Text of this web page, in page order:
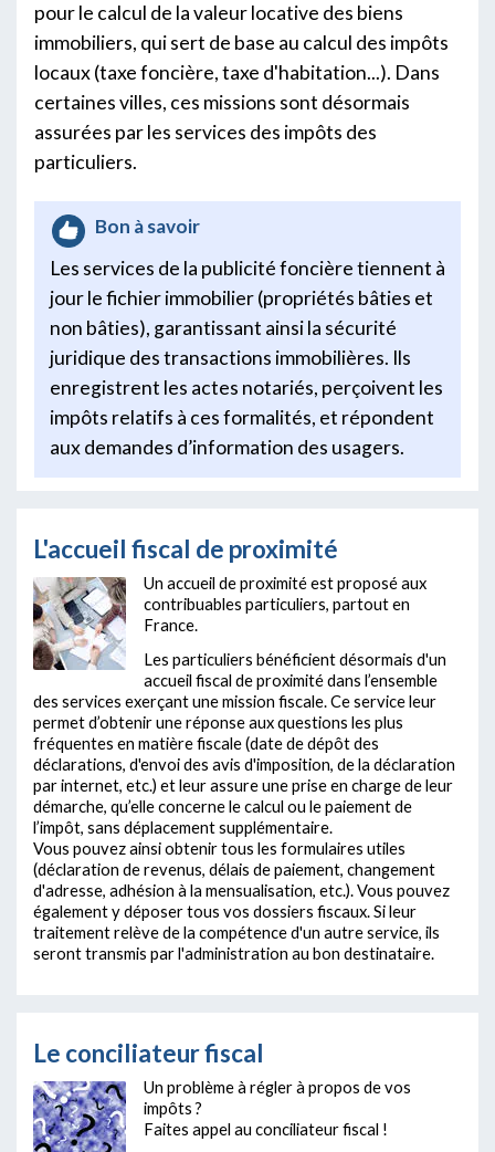
pour le calcul de la valeur locative des biens
immobiliers, qui sert de base au calcul des impôts
locaux (taxe foncière, taxe d'habitation...). Dans
certaines villes, ces missions sont désormais
assurées par les services des impôts des
particuliers.
Bon à savoir
Les services de la publicité foncière tiennent à
jour le fichier immobilier (propriétés bâties et
non bâties), garantissant ainsi la sécurité
juridique des transactions immobilières. Ils
enregistrent les actes notariés, perçoivent les
impôts relatifs à ces formalités, et répondent
aux demandes d’information des usagers.
L'accueil fiscal de proximité
Un accueil de proximité est proposé aux
contribuables particuliers, partout en
France.
Les particuliers bénéficient désormais d'un
accueil fiscal de proximité dans l’ensemble
des services exerçant une mission fiscale. Ce service leur
permet d’obtenir une réponse aux questions les plus
fréquentes en matière fiscale (date de dépôt des
déclarations, d'envoi des avis d'imposition, de la déclaration
par internet, etc.) et leur assure une prise en charge de leur
démarche, qu’elle concerne le calcul ou le paiement de
l’impôt, sans déplacement supplémentaire.
Vous pouvez ainsi obtenir tous les formulaires utiles
(déclaration de revenus, délais de paiement, changement
d'adresse, adhésion à la mensualisation, etc.). Vous pouvez
également y déposer tous vos dossiers fiscaux. Si leur
traitement relève de la compétence d'un autre service, ils
seront transmis par l'administration au bon destinataire.
Le conciliateur fiscal
Un problème à régler à propos de vos
impôts ?
Faites appel au conciliateur fiscal !